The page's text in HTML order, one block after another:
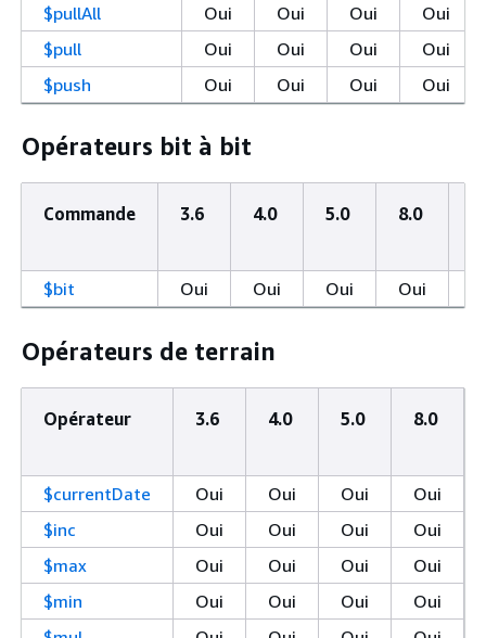
$pullAll
Oui Oui Oui
Oui
$pull
Oui Oui Oui
Oui
$push
Oui Oui Oui Oui
Opérateurs bit à bit
Commande 3.6 4.0 5.0 8.0
$bit Oui Oui Oui Oui
Opérateurs de terrain
Opérateur 3.6 4.0 5.0 8.0
$currentDate Oui Oui Oui
Oui
$inc
Oui Oui Oui
Oui
$max
Oui Oui Oui
Oui
$min
Oui Oui Oui
Oui